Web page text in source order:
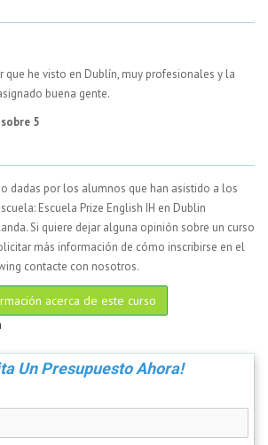
que he visto en Dublín, muy profesionales y la
buena gente.
5
dadas por los alumnos que han asistido a los
Escuela Prize English IH en Dublin
Si quiere dejar alguna opinión sobre un curso
más información de cómo inscribirse en el
contacte con nosotros.
acerca de este curso
Un Presupuesto Ahora!